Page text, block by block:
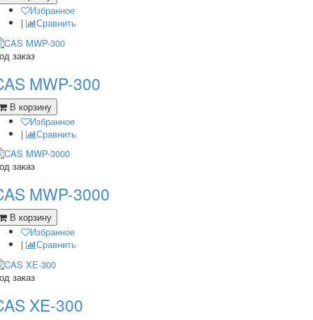
Избранное
|
Сравнить
заказ
MWP-300
В корзину
Избранное
|
Сравнить
заказ
MWP-3000
В корзину
Избранное
|
Сравнить
заказ
XE-300